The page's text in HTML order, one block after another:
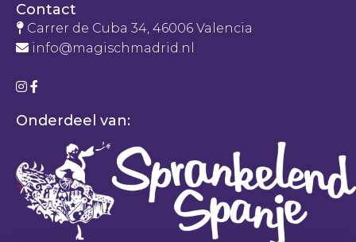
Contact
Carrer de Cuba 34, 46006 Valencia
info@magischmadrid.nl
Onderdeel van: